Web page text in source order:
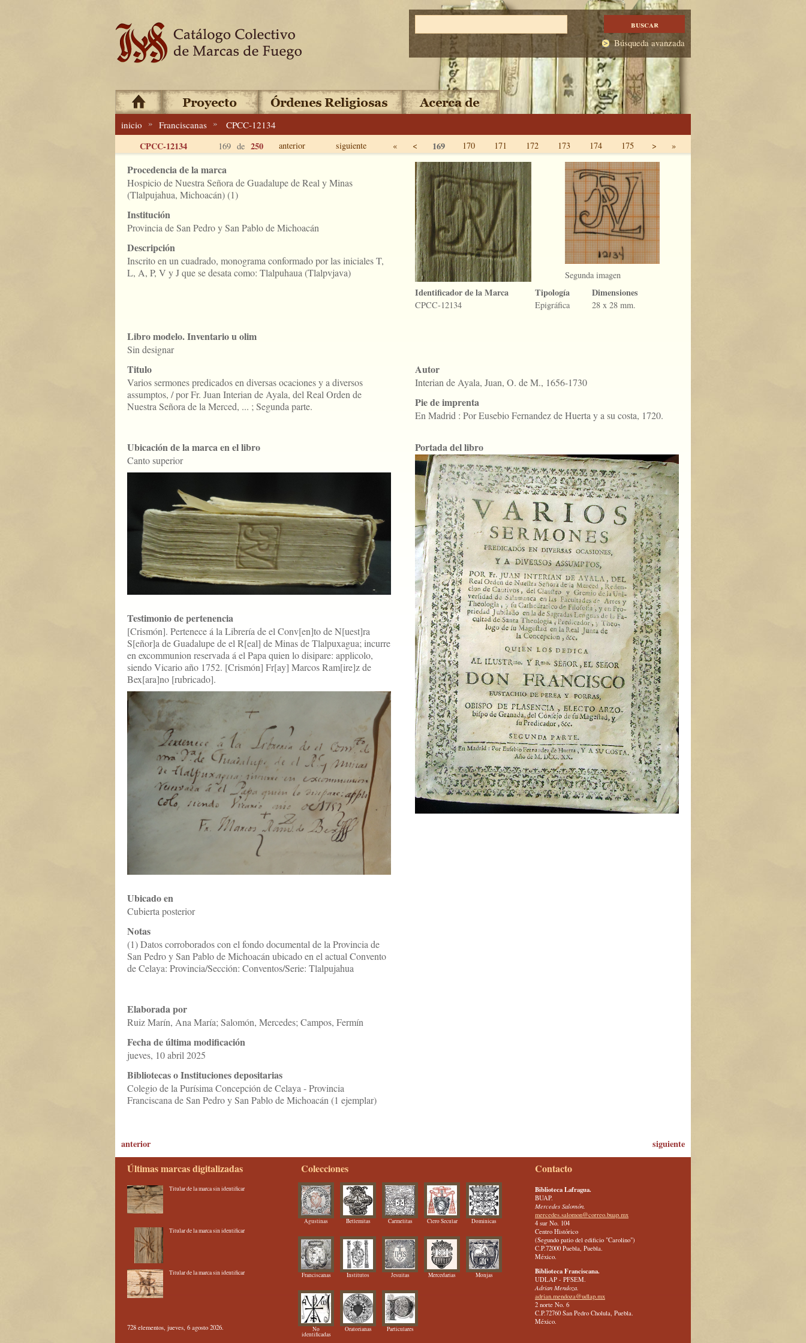
Búsqueda avanzada
inicio » Franciscanas » CPCC-12134
CPCC-12134 169 de 250 anterior siguiente « < 169 170 171 172 173 174 175 > »
Procedencia de la marca
Hospicio de Nuestra Señora de Guadalupe de Real y Minas
(Tlalpujahua, Michoacán) (1)
Institución
Provincia de San Pedro y San Pablo de Michoacán
Descripción
Inscrito en un cuadrado, monograma conformado por las iniciales T,
L, A, P, V y J que se desata como: Tlalpuhaua (Tlalpvjava)
Segunda imagen
Identificador de la Marca
CPCC-12134
Tipología
Epigráfica
Dimensiones
28 x 28 mm.
Libro modelo. Inventario u olim
Sin designar
Titulo
Varios sermones predicados en diversas ocaciones y a diversos
assumptos, / por Fr. Juan Interian de Ayala, del Real Orden de
Nuestra Señora de la Merced, ... ; Segunda parte.
Autor
Interian de Ayala, Juan, O. de M., 1656-1730
Pie de imprenta
En Madrid : Por Eusebio Fernandez de Huerta y a su costa, 1720.
Ubicación de la marca en el libro
Canto superior
Testimonio de pertenencia
[Crismón]. Pertenece á la Librería de el Conv[en]to de N[uest]ra
S[eñor]a de Guadalupe de el R[eal] de Minas de Tlalpuxagua; incurre
en excommunion reservada á el Papa quien lo disipare: applicolo,
siendo Vicario año 1752. [Crismón] Fr[ay] Marcos Ram[ire]z de
Bex[ara]no [rubricado].
Ubicado en
Cubierta posterior
Notas
(1) Datos corroborados con el fondo documental de la Provincia de
San Pedro y San Pablo de Michoacán ubicado en el actual Convento
de Celaya: Provincia/Sección: Conventos/Serie: Tlalpujahua
Portada del libro
Elaborada por
Ruiz Marín, Ana María; Salomón, Mercedes; Campos, Fermín
Fecha de última modificación
jueves, 10 abril 2025
Bibliotecas o Instituciones depositarias
Colegio de la Purísima Concepción de Celaya - Provincia
Franciscana de San Pedro y San Pablo de Michoacán (1 ejemplar)
anterior siguiente
Últimas marcas digitalizadas
Titular de la marca sin identificar
Titular de la marca sin identificar
Titular de la marca sin identificar
728 elementos, jueves, 6 agosto 2026.
Colecciones
Agustinas Betlemitas Carmelitas Clero Secular Dominicas
Franciscanas Institutos Jesuitas Mercedarias Monjas
No
identificadas
Oratorianas Particulares
Contacto
Biblioteca Lafragua.
BUAP.
Mercedes Salomón.
mercedes.salomon@correo.buap.mx
4 sur No. 104
Centro Histórico
(Segundo patio del edificio "Carolino")
C.P.72000 Puebla, Puebla.
México.
Biblioteca Franciscana.
UDLAP - PFSEM.
Adrian Mendoza.
adrian.mendoza@udlap.mx
2 norte No. 6
C.P.72760 San Pedro Cholula, Puebla.
México.